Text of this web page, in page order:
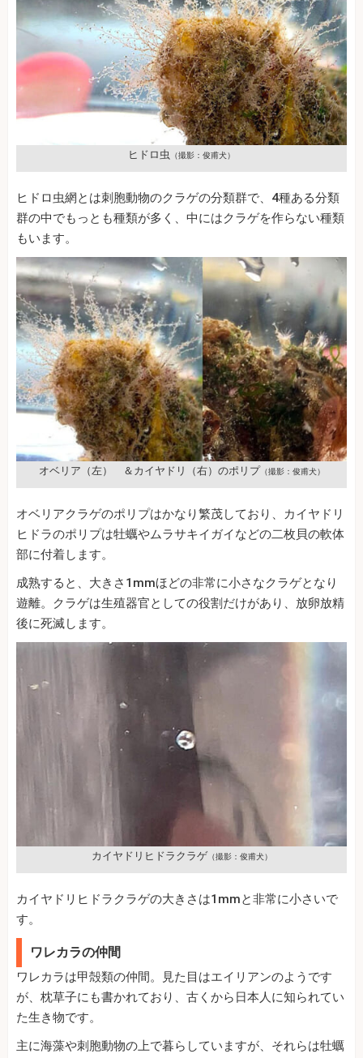
ヒドロ虫 （撮影：俊甫犬）
ヒドロ虫網とは刺胞動物のクラゲの分類群で、4種ある分類
群の中でもっとも種類が多く、中にはクラゲを作らない種類
もいます。
オベリア（左） ＆カイヤドリ（右）のポリプ （撮影：俊甫犬）
オベリアクラゲのポリプはかなり繁茂しており、カイヤドリ
ヒドラのポリプは牡蠣やムラサキイガイなどの二枚貝の軟体
部に付着します。
成熟すると、大きさ1mmほどの非常に小さなクラゲとなり
遊離。クラゲは生殖器官としての役割だけがあり、放卵放精
後に死滅します。
カイヤドリヒドラクラゲ （撮影：俊甫犬）
カイヤドリヒドラクラゲの大きさは1mmと非常に小さいで
す。
ワレカラの仲間
ワレカラは甲殻類の仲間。見た目はエイリアンのようです
が、枕草子にも書かれており、古くから日本人に知られてい
た生き物です。
主に海藻や刺胞動物の上で暮らしていますが、それらは牡蠣